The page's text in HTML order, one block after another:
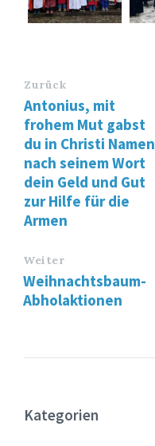
Zurück
Antonius, mit
frohem Mut gabst
du in Christi Namen
nach seinem Wort
dein Geld und Gut
zur Hilfe für die
Armen
Weiter
Weihnachtsbaum-
Abholaktionen
Kategorien